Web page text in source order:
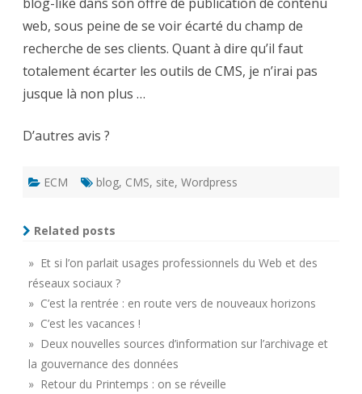
web, sous peine de se voir écarté du champ de
recherche de ses clients. Quant à dire qu’il faut
totalement écarter les outils de CMS, je n’irai pas
jusque là non plus …
D’autres avis ?
ECM blog, CMS, site, Wordpress
Related posts
» Et si l’on parlait usages professionnels du Web et des
réseaux sociaux ?
» C’est la rentrée : en route vers de nouveaux horizons
» C’est les vacances !
» Deux nouvelles sources d’information sur l’archivage et
la gouvernance des données
» Retour du Printemps : on se réveille